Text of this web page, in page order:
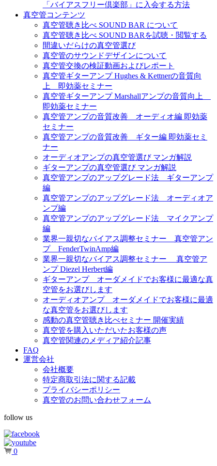
「バイアスフリー倶楽部」に入会する方法
真空管コンテンツ
真空管聴き比べ SOUND BAR について
真空管聴き比べ SOUND BARを試聴・閲覧する
間違いだらけの真空管選び
真空管のサウンドデザインについて
真空管交換の検証動画およびレポート
真空管ギターアンプ Hughes & Kettnerの音質向
上 即効薬セミナー
真空管ギターアンプ Marshallアンプの音質向上
即効薬セミナー
真空管アンプの音質改善 オーディオ編 即効薬
セミナー
真空管アンプの音質改善 ギター編 即効薬セミ
ナー
オーディオアンプの真空管選び マンガ解説
ギターアンプの真空管選び マンガ解説
真空管アンプのアップグレード法 ギターアンプ
編
真空管アンプのアップグレード法 オーディオア
ンプ編
真空管アンプのアップグレード法 マイクアンプ
編
業界一親切なバイアス調整セミナー 真空管アン
プ FenderTwinAmp編
業界一親切なバイアス調整セミナー 真空管ア
ンプ Diezel Herbert編
ギターアンプ オーダメイドでお客様に最適な真
空管をお選びします
オーディオアンプ オーダメイドでお客様に最適
な真空管をお選びします
感動の真空管聴き比べセミナー 開催実績
真空管を購入いただいたお客様の声
真空管関連のメディア紹介記事
FAQ
運営会社
会社概要
特定商取引法に関する記載
プライバシーポリシー
真空管のお問い合わせフォーム
follow us
0